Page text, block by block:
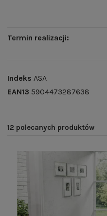
Termin realizacji:
Indeks ASA
EAN13 5904473287638
12 polecanych produktów